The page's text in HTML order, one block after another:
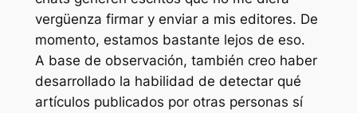
vergüenza firmar y enviar a mis editores. De
momento, estamos bastante lejos de eso.
A base de observación, también creo haber
desarrollado la habilidad de detectar qué
artículos publicados por otras personas sí